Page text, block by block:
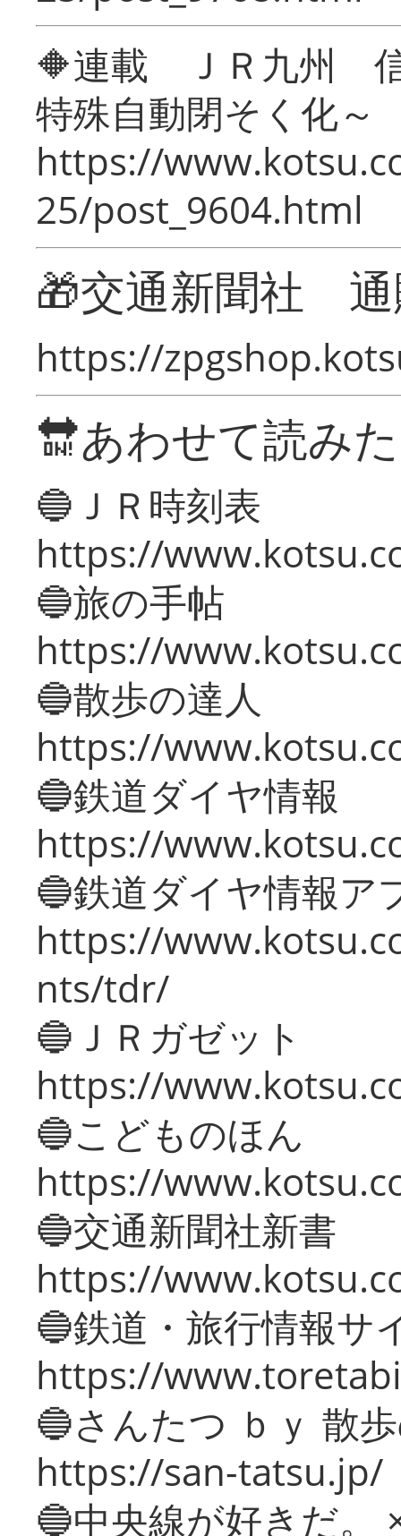
🔶連載 ＪＲ九州 信
特殊自動閉そく化～
https://
25/post_9604.html
🎁交通新聞社
https://
🔛あわせて読み
🔵ＪＲ時刻表
https://
🔵旅の手帖
https://
🔵散歩の達人
https://
🔵鉄道ダイヤ情報
https://
🔵鉄道ダイヤ情報ア
https://
nts/tdr/
🔵ＪＲガゼット
https://
🔵こどものほん
https://
🔵交通新聞社新書
https://
🔵鉄道・旅行情報サ
https://
🔵さんたつ ｂｙ 散
https://san-tatsu.jp/
🔵中央線が好きだ。